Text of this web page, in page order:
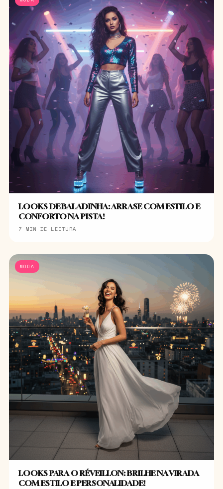
LOOKS DE BALADINHA: ARRASE COM ESTILO E
CONFORTO NA PISTA!
7 MIN DE LEITURA
MODA
LOOKS PARA O RÉVEILLON: BRILHE NA VIRADA
COM ESTILO E PERSONALIDADE!